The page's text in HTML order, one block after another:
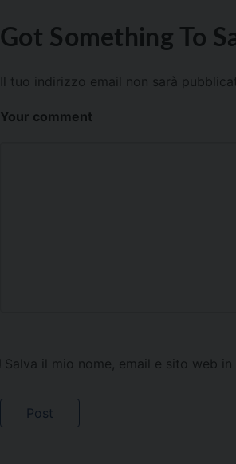
Got Something To
Il tuo indirizzo email non sarà
Your comment
Salva il mio nome, email e sito web